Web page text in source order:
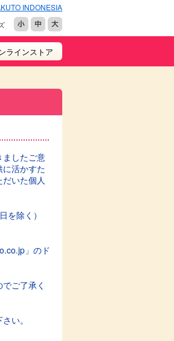
INDONESIA
ラインストア
ましたご意
活かすた
いた個人
を除く）
」のド
ご了承く
い。